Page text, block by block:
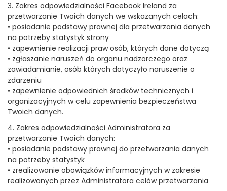
3. Zakres odpowiedzialności Facebook Ireland za
przetwarzanie Twoich danych we wskazanych celach:
• posiadanie podstawy prawnej dla przetwarzania danych
na potrzeby statystyk strony
• zapewnienie realizacji praw osób, których dane dotyczą
• zgłaszanie naruszeń do organu nadzorczego oraz
zawiadamianie, osób których dotyczyło naruszenie o
zdarzeniu
• zapewnienie odpowiednich środków technicznych i
organizacyjnych w celu zapewnienia bezpieczeństwa
Twoich danych.
4. Zakres odpowiedzialności Administratora za
przetwarzanie Twoich danych:
• posiadanie podstawy prawnej do przetwarzania danych
na potrzeby statystyk
• zrealizowanie obowiązków informacyjnych w zakresie
realizowanych przez Administratora celów przetwarzania